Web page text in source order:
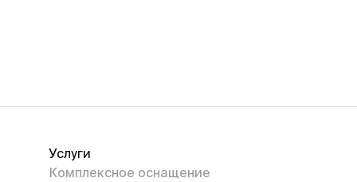
Услуги
Комплексное оснащение